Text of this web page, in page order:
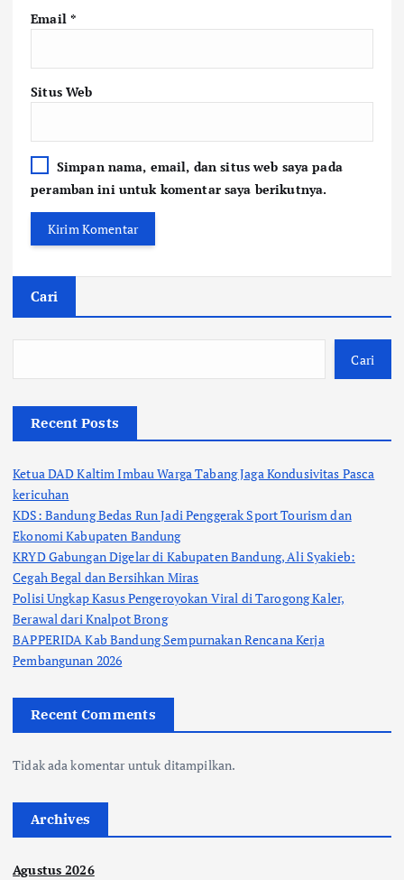
Email *
Situs Web
Simpan nama, email, dan situs web saya pada
peramban ini untuk komentar saya berikutnya.
Cari
Cari
Recent Posts
Ketua DAD Kaltim Imbau Warga Tabang Jaga Kondusivitas Pasca
kericuhan
KDS: Bandung Bedas Run Jadi Penggerak Sport Tourism dan
Ekonomi Kabupaten Bandung
KRYD Gabungan Digelar di Kabupaten Bandung, Ali Syakieb:
Cegah Begal dan Bersihkan Miras
Polisi Ungkap Kasus Pengeroyokan Viral di Tarogong Kaler,
Berawal dari Knalpot Brong
BAPPERIDA Kab Bandung Sempurnakan Rencana Kerja
Pembangunan 2026
Recent Comments
Tidak ada komentar untuk ditampilkan.
Archives
Agustus 2026